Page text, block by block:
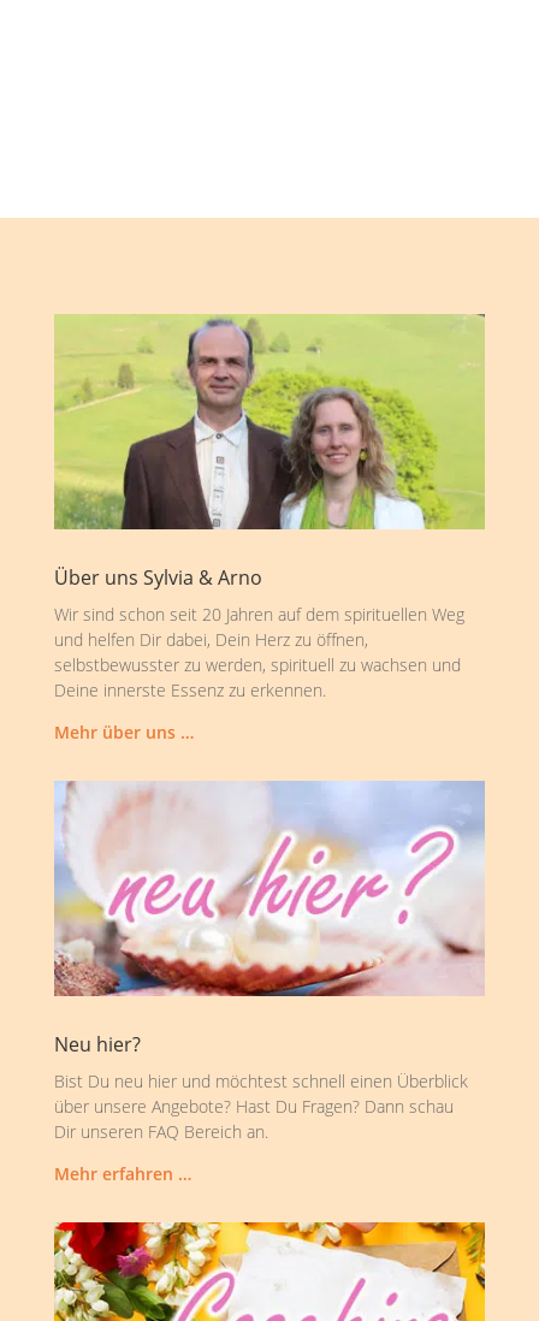
Über uns Sylvia & Arno
Wir sind schon seit 20 Jahren auf dem spirituellen Weg
und helfen Dir dabei, Dein Herz zu öffnen,
selbstbewusster zu werden, spirituell zu wachsen und
Deine innerste Essenz zu erkennen.
Mehr über uns …
Neu hier?
Bist Du neu hier und möchtest schnell einen Überblick
über unsere Angebote? Hast Du Fragen? Dann schau
Dir unseren FAQ Bereich an.
Mehr erfahren …